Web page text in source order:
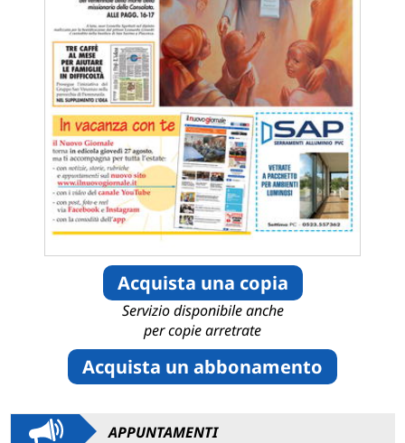
Acquista una copia
Servizio disponibile anche
per copie arretrate
Acquista un abbonamento
APPUNTAMENTI